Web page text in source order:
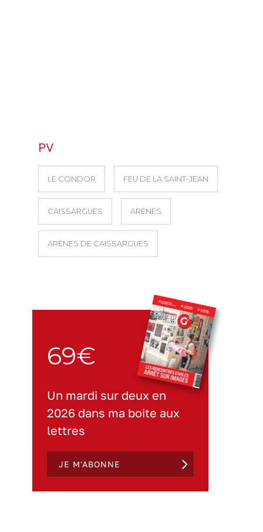
PV
LE CONDOR FEU DE LA SAINT-JEAN
CAISSARGUES ARÈNES
ARÈNES DE CAISSARGUES
69€
Un mardi sur deux en
2026 dans ma boite aux
lettres
JE M'ABONNE